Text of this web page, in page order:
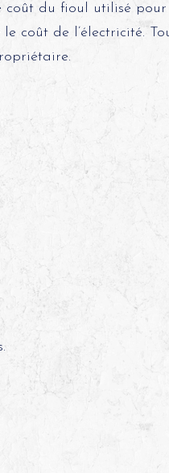
du fioul utilisé pour
coût de l’électricité.